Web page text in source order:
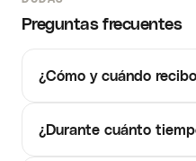
Preguntas frecuentes
¿Cómo y cuándo
¿Durante cuánto